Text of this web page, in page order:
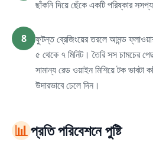
ছাঁকনি দিয়ে ছেঁকে একটি পরিষ্কার
8
ফুটন্ত ব্রেজিংয়ের তরলে আমন্ড
৫ থেকে ৭ মিনিট। তৈরি সস চামচের
সামান্য রেড ওয়াইন মিশিয়ে টক
উদারভাবে ঢেলে দিন।
📊প্রতি পরিবেশনে পুষ্টি